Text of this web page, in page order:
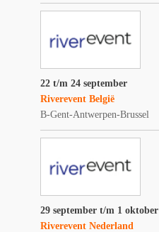
22 t/m 24 september
Riverevent België
B-Gent-Antwerpen-Brussel
29 september t/m 1 oktober
Riverevent Nederland